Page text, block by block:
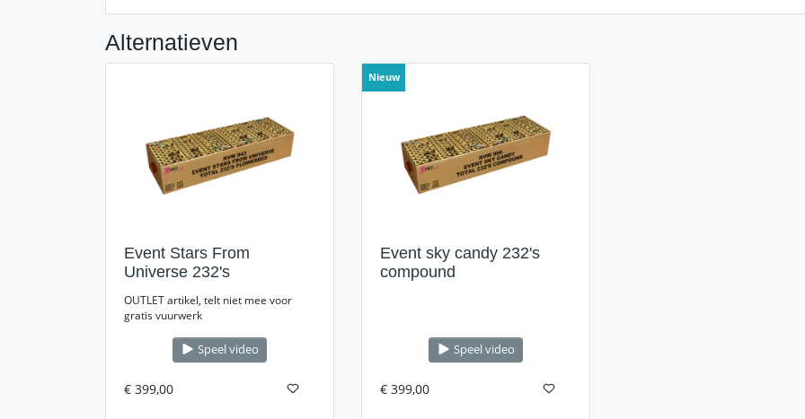
Alternatieven
Event Stars From
Universe 232's
OUTLET artikel, telt niet mee voor
gratis vuurwerk
Speel video
€ 399,00
Nieuw
Event sky candy 232's
compound
Speel video
€ 399,00